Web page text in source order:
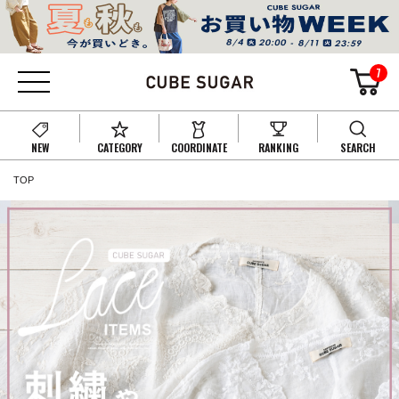
7
NEW CATEGORY COORDINATE RANKING SEARCH
TOP